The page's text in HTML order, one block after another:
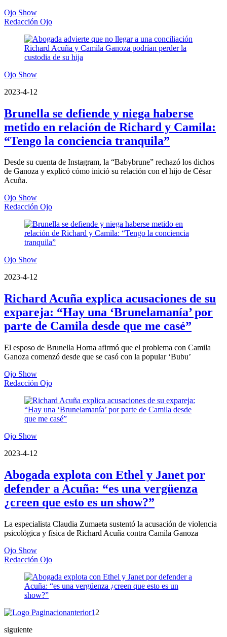
Ojo Show
Redacción Ojo
Ojo Show
2023-4-12
Brunella se defiende y niega haberse
metido en relación de Richard y Camila:
“Tengo la conciencia tranquila”
Desde su cuenta de Instagram, la “Babybrune” rechazó los dichos
de Ganoza y explicó cómo inició su relación con el hijo de César
Acuña.
Ojo Show
Redacción Ojo
Ojo Show
2023-4-12
Richard Acuña explica acusaciones de su
expareja: “Hay una ‘Brunelamanía’ por
parte de Camila desde que me casé”
El esposo de Brunella Horna afirmó que el problema con Camila
Ganoza comenzó desde que se casó con la popular ‘Bubu’
Ojo Show
Redacción Ojo
Ojo Show
2023-4-12
Abogada explota con Ethel y Janet por
defender a Acuña: “es una vergüenza
¿creen que esto es un show?”
La especialista Claudia Zumaeta sustentó la acusación de violencia
psicológica y física de Richard Acuña contra Camila Ganoza
Ojo Show
Redacción Ojo
anterior1 2
siguiente